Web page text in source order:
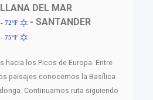
DEL MAR
- 72ºF - SANTANDER
- 75ºF
hacia los Picos de Europa. Entre
paisajes conocemos la Basílica
Continuamos ruta siguiendo